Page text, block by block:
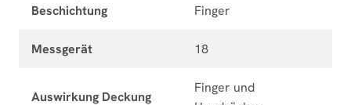
Beschichtung
Finger
Messgerät 18
Auswirkung Deckung
Finger und